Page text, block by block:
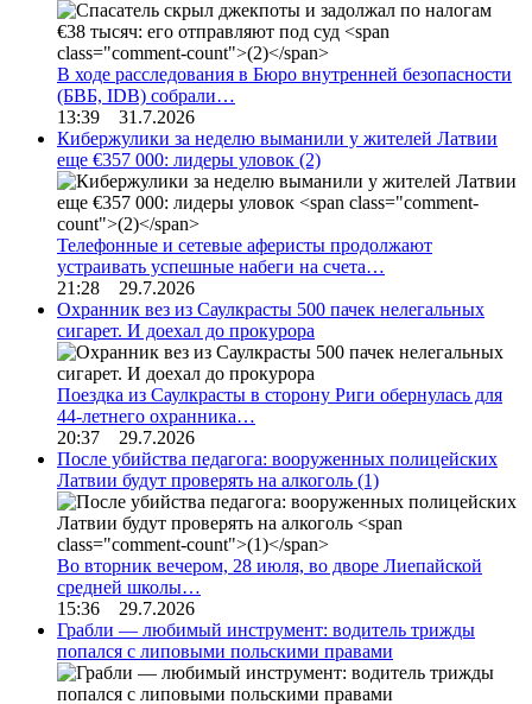
В ходе расследования в Бюро внутренней безопасности
(БВБ, IDB) собрали…
13:39 31.7.2026
Кибержулики за неделю выманили у жителей Латвии
еще €357 000: лидеры уловок (2)
Телефонные и сетевые аферисты продолжают
устраивать успешные набеги на счета…
21:28 29.7.2026
Охранник вез из Саулкрасты 500 пачек нелегальных
сигарет. И доехал до прокурора
Поездка из Саулкрасты в сторону Риги обернулась для
44-летнего охранника…
20:37 29.7.2026
После убийства педагога: вооруженных полицейских
Латвии будут проверять на алкоголь (1)
Во вторник вечером, 28 июля, во дворе Лиепайской
средней школы…
15:36 29.7.2026
Грабли — любимый инструмент: водитель трижды
попался с липовыми польскими правами